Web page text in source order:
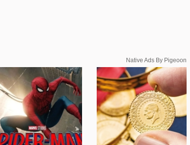
Native Ads By Pigeoon